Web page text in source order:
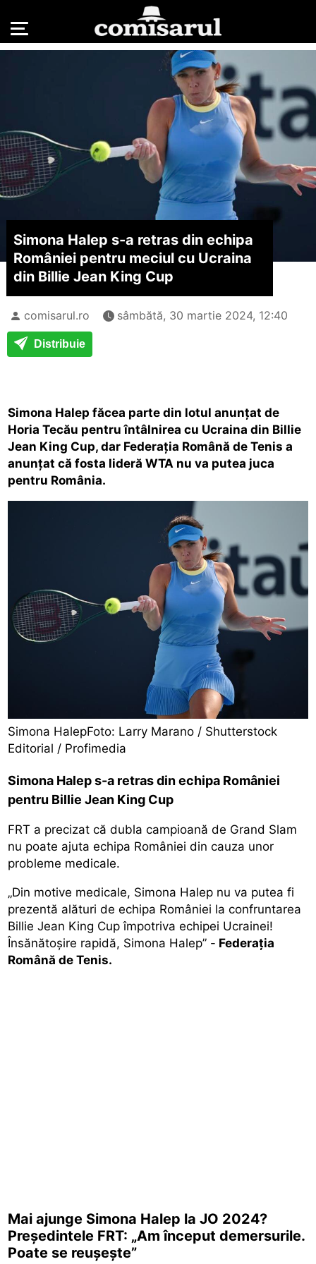
Simona Halep s-a retras din echipa
României pentru meciul cu Ucraina
din Billie Jean King Cup
comisarul.ro sâmbătă, 30 martie 2024, 12:40
Distribuie
Simona Halep făcea parte din lotul anunțat de
Horia Tecău pentru întâlnirea cu Ucraina din Billie
Jean King Cup, dar Federația Română de Tenis a
anunțat că fosta lideră WTA nu va putea juca
pentru România.
Simona HalepFoto: Larry Marano / Shutterstock
Editorial / Profimedia
Simona Halep s-a retras din echipa României
pentru Billie Jean King Cup
FRT a precizat că dubla campioană de Grand Slam
nu poate ajuta echipa României din cauza unor
probleme medicale.
„Din motive medicale, Simona Halep nu va putea fi
prezentă alături de echipa României la confruntarea
Billie Jean King Cup împotriva echipei Ucrainei!
Însănătoșire rapidă, Simona Halep” - Federația
Română de Tenis.
Mai ajunge Simona Halep la JO 2024?
Președintele FRT: „Am început demersurile.
Poate se reușește”